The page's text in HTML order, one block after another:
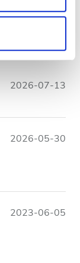
10
2026-07-13
2026-05-30
2023-06-05